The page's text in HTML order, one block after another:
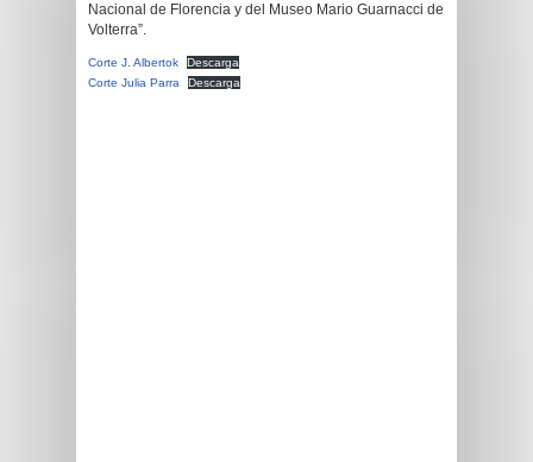
Nacional de Florencia y del Museo Mario Guarnacci de
Volterra”.
Corte J. Albertok
Descarga
Corte Julia Parra
Descarga